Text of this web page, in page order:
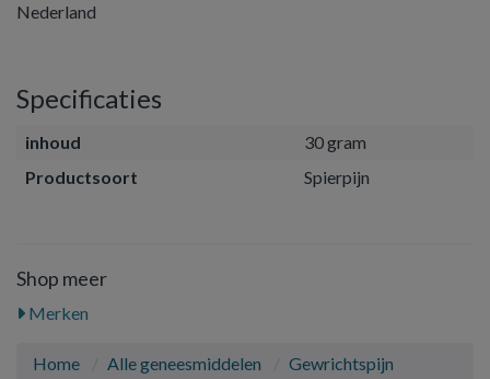
Nederland
Specificaties
inhoud
30 gram
Productsoort
Spierpijn
Shop meer
Merken
Home Alle geneesmiddelen
Gewrichtspijn